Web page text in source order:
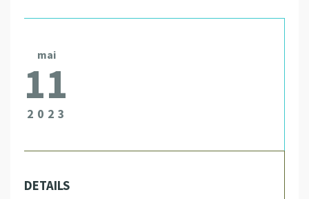
mai
11
2023
DETAILS